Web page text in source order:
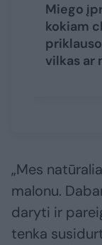
Miego
kokiam
vilkas ar
„Mes
malonu.
daryti ir
tenka